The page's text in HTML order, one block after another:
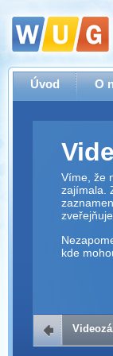
Úvod O
Víme, že
zajímala.
kde